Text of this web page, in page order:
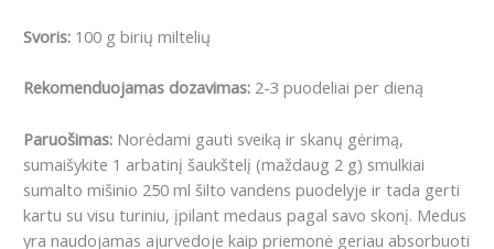
Svoris: 100 g birių miltelių
Rekomenduojamas dozavimas: 2-3 puodeliai per dieną
Paruošimas: Norėdami gauti sveiką ir skanų gėrimą,
sumaišykite 1 arbatinį šaukštelį (maždaug 2 g) smulkiai
sumalto mišinio 250 ml šilto vandens puodelyje ir tada gerti
kartu su visu turiniu, įpilant medaus pagal savo skonį. Medus
yra naudojamas ajurvedoje kaip priemonė geriau absorbuoti